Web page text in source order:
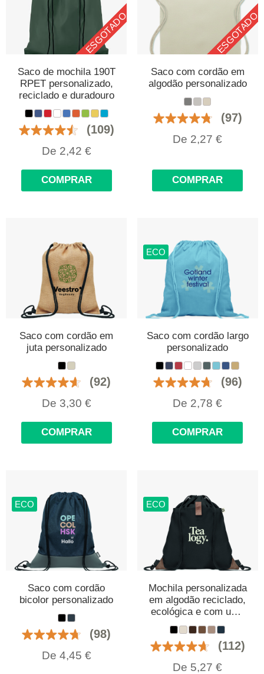
ESGOTADO
Saco de mochila 190T
RPET personalizado,
reciclado e duradouro
(109)
De 2,42 €
COMPRAR
ESGOTADO
Saco com cordão em
algodão personalizado
(97)
De 2,27 €
COMPRAR
Saco com cordão em
juta personalizado
(92)
De 3,30 €
COMPRAR
ECO
Saco com cordão largo
personalizado
(96)
De 2,78 €
COMPRAR
ECO
Saco com cordão
bicolor personalizado
(98)
De 4,45 €
ECO
Mochila personalizada
em algodão reciclado,
ecológica e com uma
grande capacidade
(112)
De 5,27 €